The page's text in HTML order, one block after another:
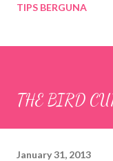
TIPS BERGUNA
THE BIRD
January 31, 2013